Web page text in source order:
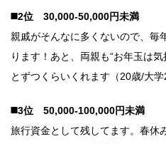
◼️2位 30,000-50,000円未満
親戚がそんなに多くないので、毎
ります！あと、両親も“お年玉は
とずつくらいくれます（20歳/大学
◼️3位 50,000-100,000円未満
旅行資金として残してます。春休